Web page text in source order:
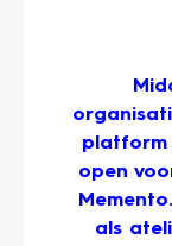
platform
open
als